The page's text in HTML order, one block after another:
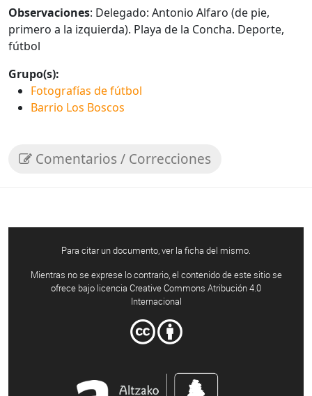
Observaciones: Delegado: Antonio Alfaro (de pie,
primero a la izquierda). Playa de la Concha. Deporte,
fútbol
Grupo(s):
Fotografías de fútbol
Barrio Los Boscos
Comentarios / Correcciones
Para citar un documento, ver la ficha del mismo.
Mientras no se exprese lo contrario, el contenido de este sitio se
ofrece bajo licencia Creative Commons Atribución 4.0
Internacional